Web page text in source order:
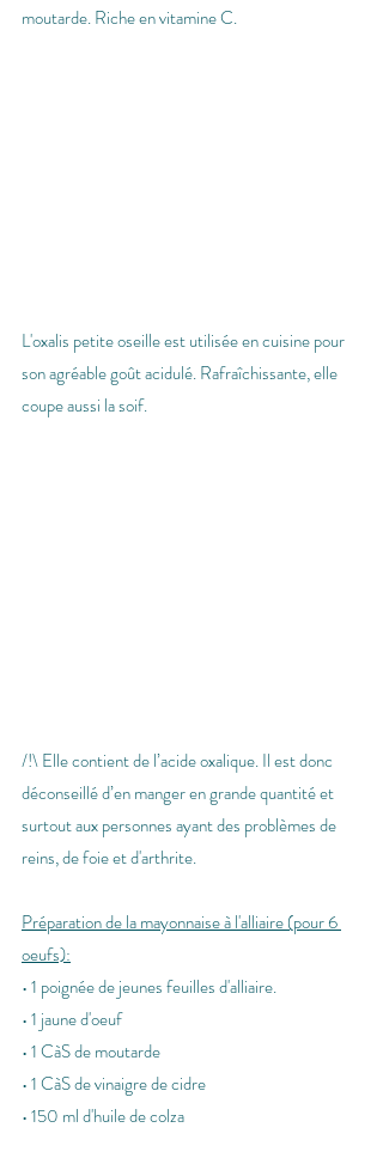
moutarde. Riche en vitamine C.
L'oxalis petite oseille est utilisée en cuisine pour
son agréable goût acidulé. Rafraîchissante, elle
coupe aussi la soif.
/!\ Elle contient de l’acide oxalique. Il est donc
déconseillé d’en manger en grande quantité et
surtout aux personnes ayant des problèmes de
reins, de foie et d'arthrite.
Préparation de la mayonnaise à l'alliaire (pour 6
oeufs):
• 1 poignée de jeunes feuilles d'alliaire.
• 1 jaune d'oeuf
• 1 CàS de moutarde
• 1 CàS de vinaigre de cidre
• 150 ml d'huile de colza